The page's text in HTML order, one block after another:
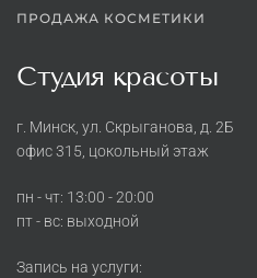
ПРОДАЖА КОСМЕТИКИ
Студия красоты
г. Минск, ул. Скрыганова, д. 2Б
офис 315, цокольный этаж
пн - чт: 13:00 - 20:00
пт - вс: выходной
Запись на услуги: